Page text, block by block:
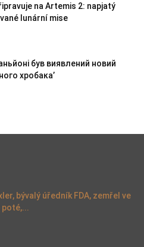
na Artemis 2: napjatý
lunární mise
був виявлений новий
хробака’
bývalý úředník FDA, zemřel ve